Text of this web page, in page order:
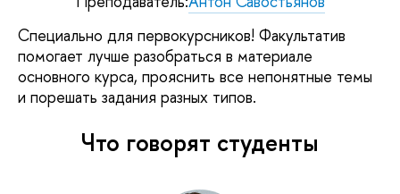
Специально для первокурсников! Факультатив
помогает лучше разобраться в материале
основного курса, прояснить все непонятные темы
и порешать задания разных типов.
Что говорят студенты